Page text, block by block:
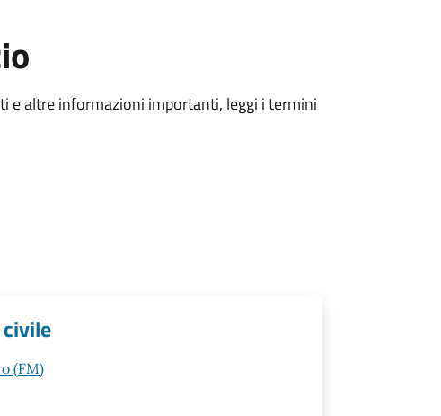
e altre informazioni importanti, leggi i termini
(FM)